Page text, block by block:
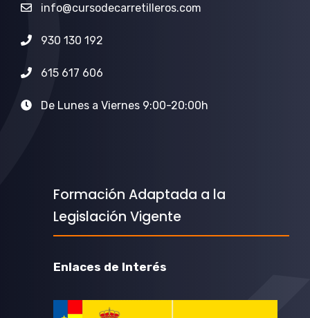
info@cursodecarretilleros.com
930 130 192
615 617 606
De Lunes a Viernes 9:00-20:00h
Formación Adaptada a la
Legislación Vigente
Enlaces de Interés